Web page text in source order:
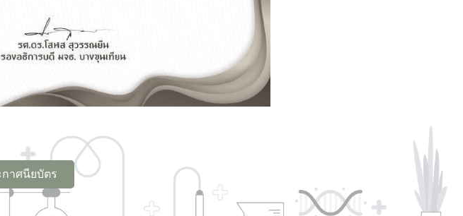
าศนียบัตร